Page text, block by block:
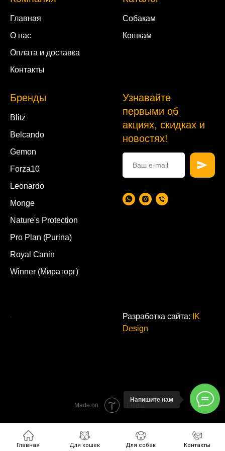
Главная
О нас
Оплата и доставка
Контакты
Собакам
Кошкам
Бренды
Blitz
Belcando
Gemon
Forza10
Leonardo
Monge
Nature's Protection
Pro Plan (Purina)
Royal Canin
Winner (Мираторг)
Узнавайте
первыми об
акциях, скидках и
новостях!
Разработка сайта:
IK
Design
Главная Для кошек Для собак Контакты
Напишите нам
Made on